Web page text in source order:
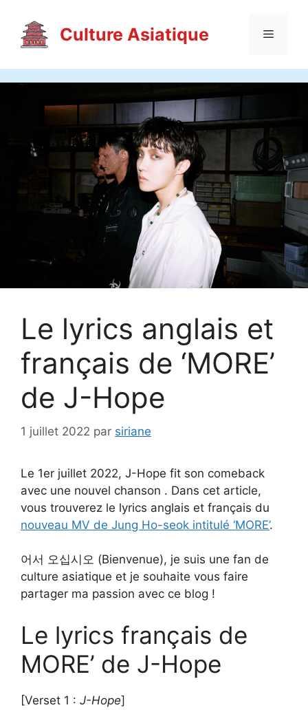
contenu
Culture Asiatique Menu
Le lyrics anglais et
français de ‘MORE’
de J-Hope
1 juillet 2022 par siriane
Le 1er juillet 2022, J-Hope fit son comeback
avec une nouvel chanson . Dans cet article,
vous trouverez le lyrics anglais et français du
nouveau MV de Jung Ho-seok intitulé ‘MORE’.
어서 오십시오 (Bienvenue), je suis une fan de
culture asiatique et je souhaite vous faire
partager ma passion avec ce blog !
Le lyrics français de
MORE’ de J-Hope
[Verset 1 : J-Hope]